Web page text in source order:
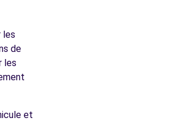
les
de
les
et